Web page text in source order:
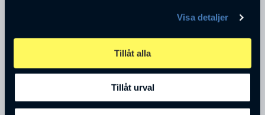
Visa detaljer
Tillåt alla
Tillåt urval
Cavaliere AB